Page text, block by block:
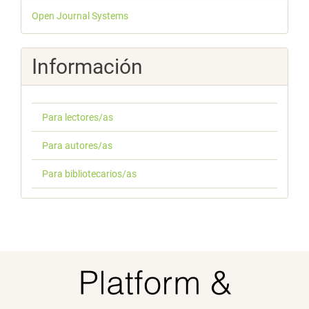
Desarrollado
por
Open Journal Systems
Información
Para lectores/as
Para autores/as
Para bibliotecarios/as